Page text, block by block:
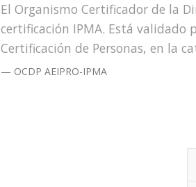
El Organismo Certificador de la
certificación IPMA. Está validado
Certificación de Personas, en la
OCDP AEIPRO-IPMA